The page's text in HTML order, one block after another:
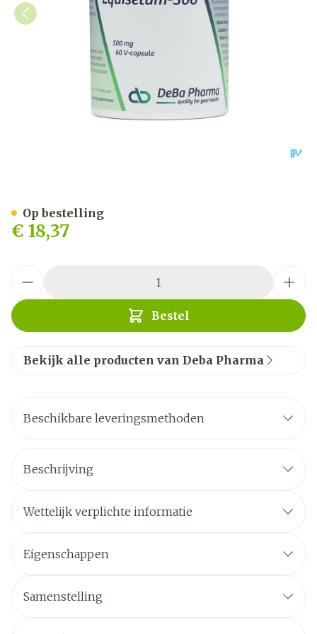
€ 18,37
Bestel
Op bestelling
Bekijk alle producten van Deba Pharma
Beschikbare leveringsmethoden
Beschrijving
Wettelijk verplichte informatie
Eigenschappen
Samenstelling